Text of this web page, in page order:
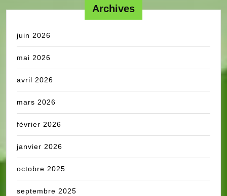
Archives
juin 2026
mai 2026
avril 2026
mars 2026
février 2026
janvier 2026
octobre 2025
septembre 2025